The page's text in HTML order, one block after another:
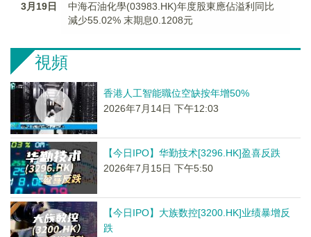
3月19日
中海石油化學(03983.HK)年度股東應佔溢利同比
減少55.02% 末期息0.1208元
視頻
香港人工智能職位空缺按年增50%
2026年7月14日 下午12:03
【今日IPO】华勤技术[3296.HK]盈喜反跌
2026年7月15日 下午5:50
【今日IPO】大族数控[3200.HK]业绩暴增反
跌